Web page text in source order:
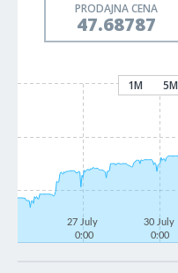
PRODAJNA CENA
47.68787
1M 5M
27 July
0:00
30 July
0:00